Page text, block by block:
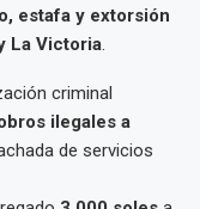
estafa y extorsión
La Victoria.
criminal
ilegales a
de servicios